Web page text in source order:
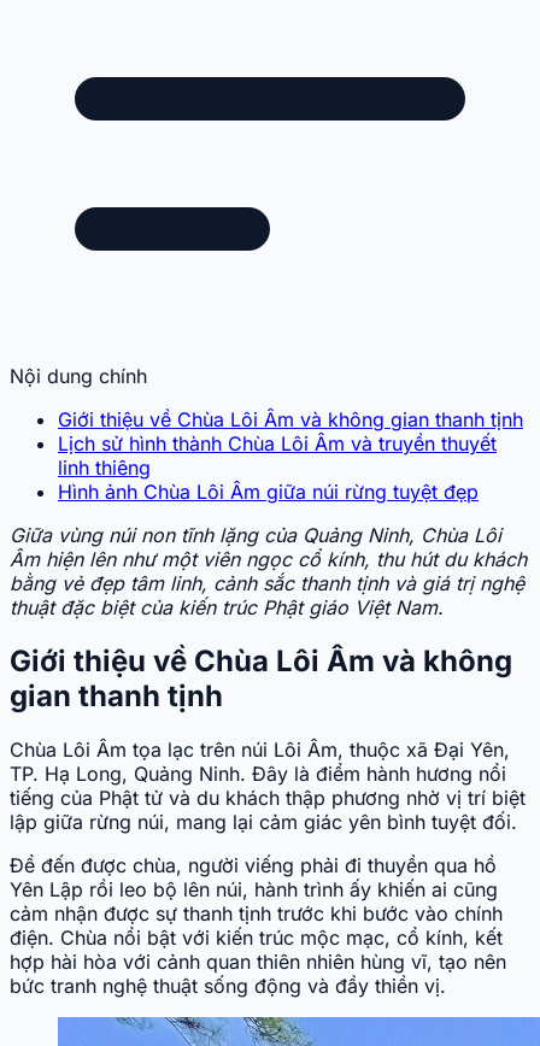
Nội dung chính
Giới thiệu về Chùa Lôi Âm và không gian thanh tịnh
Lịch sử hình thành Chùa Lôi Âm và truyền thuyết
linh thiêng
Hình ảnh Chùa Lôi Âm giữa núi rừng tuyệt đẹp
Giữa vùng núi non tĩnh lặng của Quảng Ninh, Chùa Lôi
Âm hiện lên như một viên ngọc cổ kính, thu hút du khách
bằng vẻ đẹp tâm linh, cảnh sắc thanh tịnh và giá trị nghệ
thuật đặc biệt của kiến trúc Phật giáo Việt Nam.
Giới thiệu về Chùa Lôi Âm và không
gian thanh tịnh
Chùa Lôi Âm tọa lạc trên núi Lôi Âm, thuộc xã Đại Yên,
TP. Hạ Long, Quảng Ninh. Đây là điểm hành hương nổi
tiếng của Phật tử và du khách thập phương nhờ vị trí biệt
lập giữa rừng núi, mang lại cảm giác yên bình tuyệt đối.
Để đến được chùa, người viếng phải đi thuyền qua hồ
Yên Lập rồi leo bộ lên núi, hành trình ấy khiến ai cũng
cảm nhận được sự thanh tịnh trước khi bước vào chính
điện. Chùa nổi bật với kiến trúc mộc mạc, cổ kính, kết
hợp hài hòa với cảnh quan thiên nhiên hùng vĩ, tạo nên
bức tranh nghệ thuật sống động và đầy thiền vị.